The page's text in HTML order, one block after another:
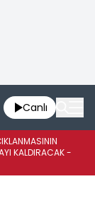
Canlı
KALDIRACAK -